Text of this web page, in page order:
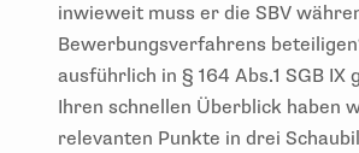
inwieweit muss er die SBV
Bewerbungsverfahrens
ausführlich in § 164 Abs.1 SGB IX
Ihren schnellen Überblick haben
relevanten Punkte in drei